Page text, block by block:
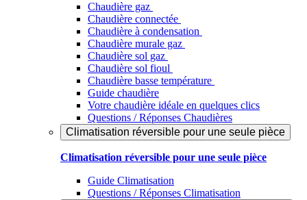
Chaudière gaz
Chaudière connectée
Chaudière à condensation
Chaudière murale gaz
Chaudière sol gaz
Chaudière sol fioul
Chaudière basse température
Guide chaudière
Votre chaudière idéale en quelques clics
Questions / Réponses Chaudières
Climatisation réversible pour une seule pièce
Climatisation réversible pour une seule pièce
Guide Climatisation
Questions / Réponses Climatisation